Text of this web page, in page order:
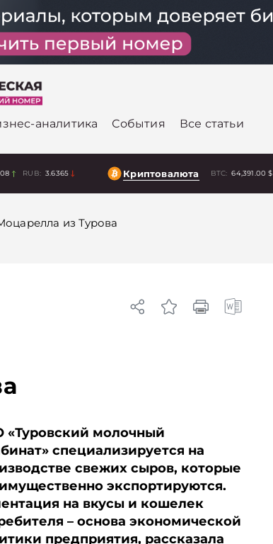
аналитика События Все статьи
RUB: 3.6365 Криптовалюта BTC: 64,391.00 $
из Турова
«Туровский молочный
специализируется на
свежих сыров, которые
экспортируются.
на вкусы и кошелек
– основа экономической
предприятия, рассказала